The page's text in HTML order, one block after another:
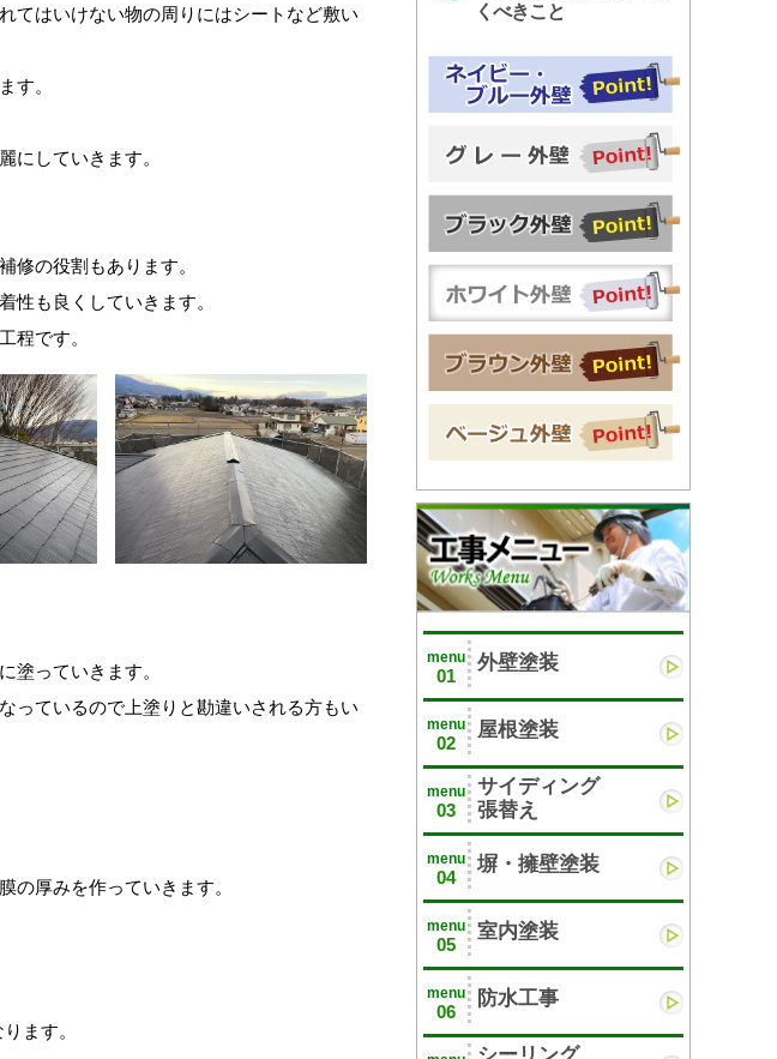
てはいけない物の周りにはシートなど敷い
す。
にしていきます。
修の役割もあります。
性も良くしていきます。
程です。
塗っていきます。
っているので上塗りと勘違いされる方もい
の厚みを作っていきます。
ます。
くべきこと
menu
01
外壁塗装
menu
02
屋根塗装
menu
03
サイディング
張替え
menu
04
塀・擁壁塗装
menu
05
室内塗装
menu
06
防水工事
シーリング